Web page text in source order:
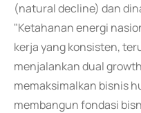
(natural decline) dan
"Ketahanan energi
kerja yang konsisten,
menjalankan dual
memaksimalkan bisnis
membangun fondasi